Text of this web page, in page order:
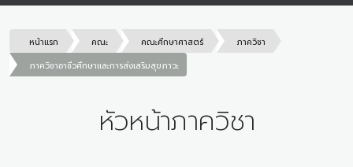
หน้าแรก คณะ คณะศึกษาศาสตร์
ภาควิชา
ภาควิชาอาชีวศึกษาและการส่งเสริมสุขภาวะ
หัวหน้าภาควิชา